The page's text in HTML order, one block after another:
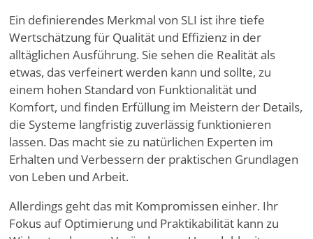
Ein definierendes Merkmal von SLI ist ihre tiefe
Wertschätzung für Qualität und Effizienz in der
alltäglichen Ausführung. Sie sehen die Realität als
etwas, das verfeinert werden kann und sollte, zu
einem hohen Standard von Funktionalität und
Komfort, und finden Erfüllung im Meistern der Details,
die Systeme langfristig zuverlässig funktionieren
lassen. Das macht sie zu natürlichen Experten im
Erhalten und Verbessern der praktischen Grundlagen
von Leben und Arbeit.
Allerdings geht das mit Kompromissen einher. Ihr
Fokus auf Optimierung und Praktikabilität kann zu